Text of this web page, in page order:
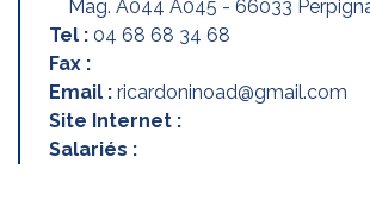
Mag. A044 A045 - 66033
Tel : 04 68 68 34 68
Fax :
Email : ricardoninoad@gmail.com
Site Internet :
Salariés :